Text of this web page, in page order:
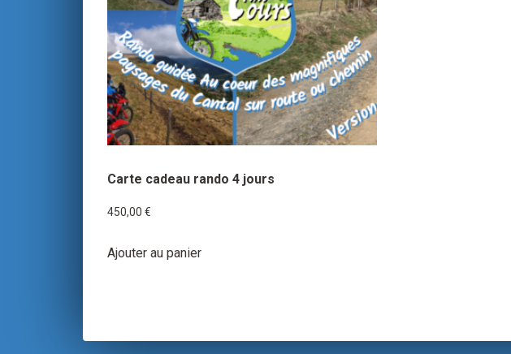
Carte cadeau rando 4 jours
450,00 €
Ajouter au panier